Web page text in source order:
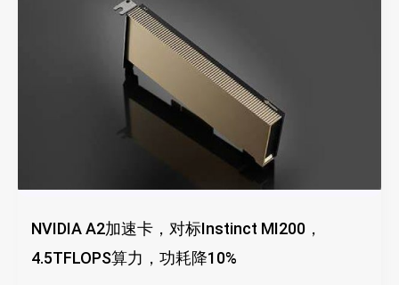
NVIDIA A2加速卡，对标Instinct MI200，
4.5TFLOPS算力，功耗降10%